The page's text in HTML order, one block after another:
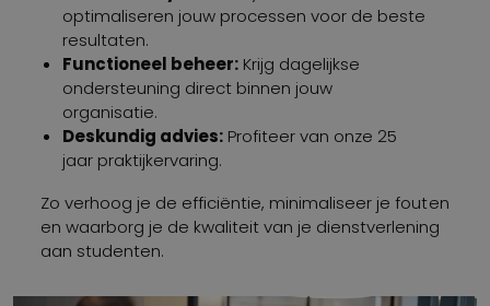
optimaliseren jouw processen voor de beste
resultaten.
Functioneel beheer: Krijg dagelijkse
ondersteuning direct binnen jouw
organisatie.
Deskundig advies: Profiteer van onze 25
jaar praktijkervaring.
Zo verhoog je de efficiëntie, minimaliseer je fouten
en waarborg je de kwaliteit van je dienstverlening
aan studenten.